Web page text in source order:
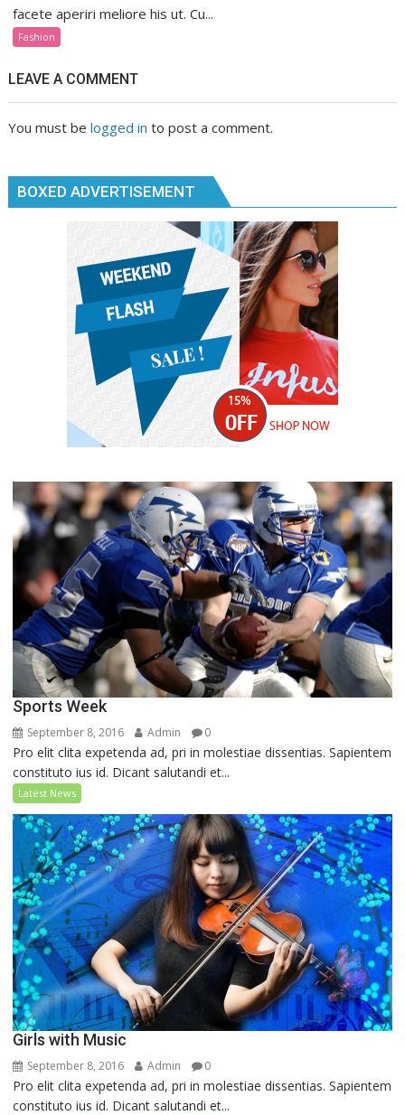
facete aperiri meliore his ut. Cu...
Fashion
LEAVE A COMMENT
You must belogged in to post a comment.
BOXED ADVERTISEMENT
Sports Week
September 8, 2016 Admin 0
Pro elit clita expetenda ad, pri in molestiae dissentias. Sapientem
constituto ius id. Dicant salutandi et...
Latest News
Girls with Music
September 8, 2016 Admin 0
Pro elit clita expetenda ad, pri in molestiae dissentias. Sapientem
constituto ius id. Dicant salutandi et...